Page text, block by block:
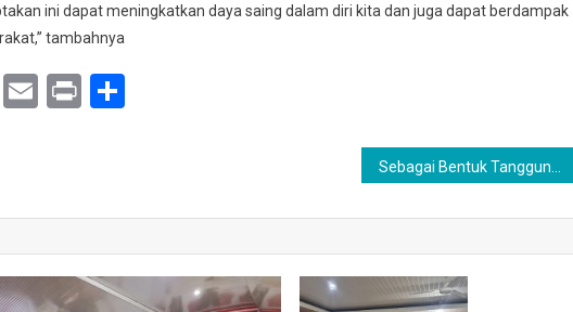
ini dapat meningkatkan daya saing dalam diri kita dan juga dapat berdampak
tambahnya
CopyEmail
Print